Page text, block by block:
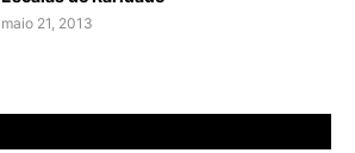
maio 21, 2013